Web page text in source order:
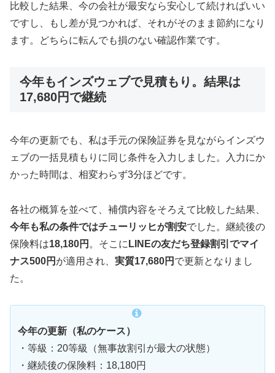
比較した結果、今の会社が最安なら安心して続ければいい
ですし、もし差が見つかれば、それがそのまま節約になり
ます。どちらに転んでも損のない確認作業です。
今年もインズウェブで見積もり。結果は
17,680円で継続
今年の更新でも、私は手元の保険証券を見ながらインズウ
ェブの一括見積もりに同じ条件を入力しました。入力にか
かった時間は、相変わらず3分ほどです。
各社の概算を並べて、補償内容をそろえて比較した結果、
今年も私の条件ではチューリッヒが割安でした。継続後の
保険料は18,180円 。そこに LINEの友だち登録割引でマイ
ナス500円 が適用され、 実質17,680円 で更新となりまし
た。
今年の更新（私のケース）
・等級：20等級（無事故割引が最大の状態）
・継続後の保険料：18,180円